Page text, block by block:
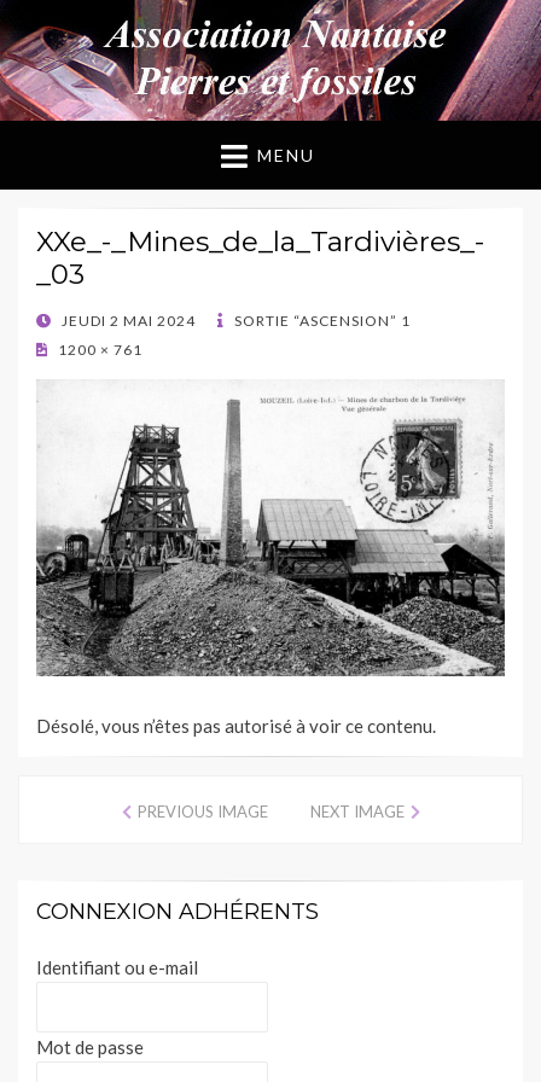
ANPF
Association Nantaise Pierres et Fossiles
MENU
XXe_-_Mines_de_la_Tardivières_-
_03
POSTED
ON
JEUDI 2 MAI 2024
SORTIE “ASCENSION” 1
1200 × 761
Désolé, vous n’êtes pas autorisé à voir ce contenu.
PREVIOUS IMAGE NEXT IMAGE
CONNEXION ADHÉRENTS
Identifiant ou e-mail
Mot de passe